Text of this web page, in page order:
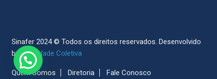
Sinafer 2024 © Todos os direitos reservados. Desenvolvido
bySociedade Coletiva
Quem Somos Diretoria Fale Conosco